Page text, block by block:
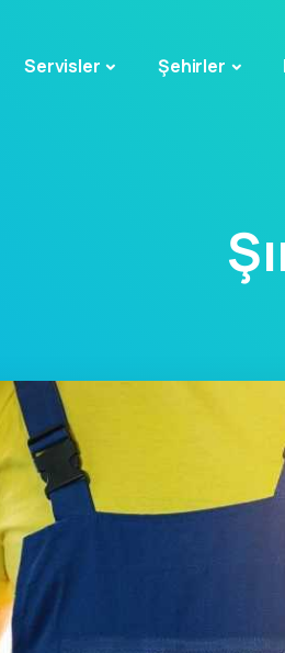
Servisler Şehirler